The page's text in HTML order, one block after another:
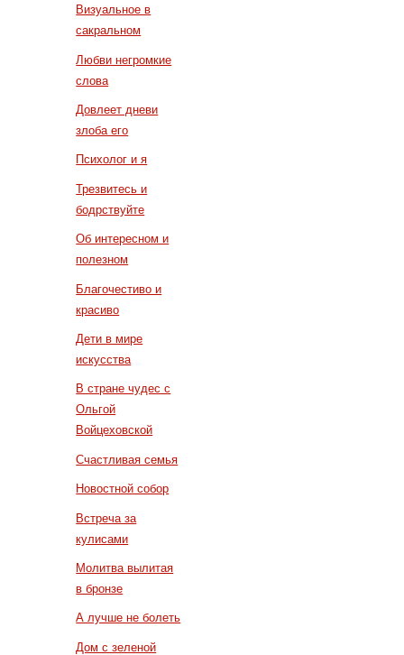
Визуальное в
сакральном
Любви негромкие
слова
Довлеет дневи
злоба его
Психолог и я
Трезвитесь и
бодрствуйте
Об интересном и
полезном
Благочестиво и
красиво
Дети в мире
искусства
В стране чудес с
Ольгой
Войцеховской
Счастливая семья
Новостной собор
Встреча за
кулисами
Молитва вылитая
в бронзе
А лучше не болеть
Дом с зеленой